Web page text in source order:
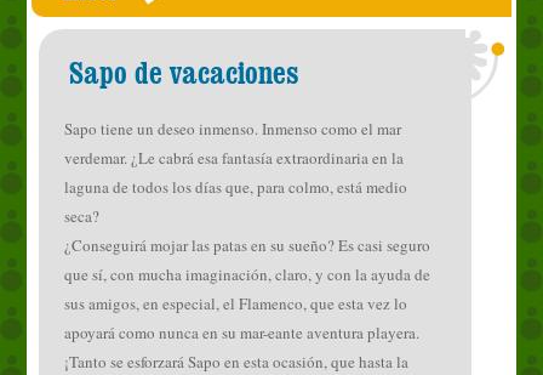
Sapo de vacaciones
Sapo tiene un deseo inmenso. Inmenso como el mar
verdemar. ¿Le cabrá esa fantasía extraordinaria en la
laguna de todos los días que, para colmo, está medio
seca?
¿Conseguirá mojar las patas en su sueño? Es casi seguro
que sí, con mucha imaginación, claro, y con la ayuda de
sus amigos, en especial, el Flamenco, que esta vez lo
apoyará como nunca en su mar-eante aventura playera.
¡Tanto se esforzará Sapo en esta ocasión, que hasta la